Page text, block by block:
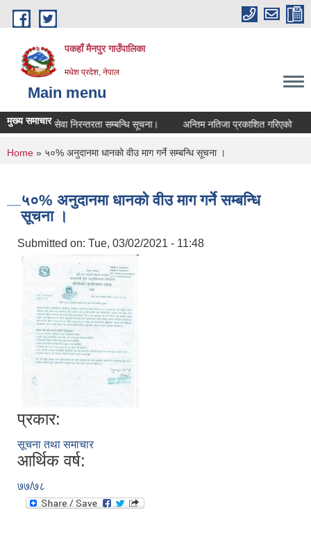
Skip to main content
पकहाँ मैनपुर गाउँपालिका
मधेश प्रदेश, नेपाल
Main menu
मुख्य समाचारसेवा निरन्तरता सम्बन्धि सूचना। अन्तिम नतिजा प्रकाशित गरिएको
You are here
Home » ५०% अनुदानमा धानको वीउ माग गर्ने सम्बन्धि सूचना ।
५०% अनुदानमा धानको वीउ माग गर्ने सम्बन्धि
सूचना ।
Submitted on: Tue, 03/02/2021 - 11:48
प्रकार:
सूचना तथा समाचार
आर्थिक वर्ष:
७७/७८